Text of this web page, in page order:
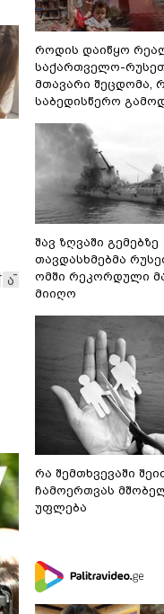
ა
როდის დაიწყო
საქართველო-
მთავარი შეცდომა,
საბედისწერო
შავ ზღვაში გემებზე
თავდასხმებმა
ომში რეკორდული
მიიღო
რა შემთხვევაში
ჩამოერთვას
უფლება